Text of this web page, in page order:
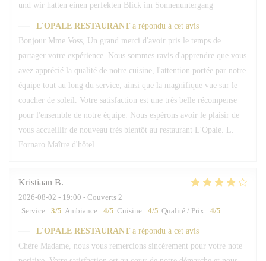
und wir hatten einen perfekten Blick im Sonnenuntergang
L'OPALE RESTAURANT a répondu à cet avis
Bonjour Mme Voss, Un grand merci d'avoir pris le temps de
partager votre expérience. Nous sommes ravis d'apprendre que vous
avez apprécié la qualité de notre cuisine, l'attention portée par notre
équipe tout au long du service, ainsi que la magnifique vue sur le
coucher de soleil. Votre satisfaction est une très belle récompense
pour l'ensemble de notre équipe. Nous espérons avoir le plaisir de
vous accueillir de nouveau très bientôt au restaurant L'Opale. L.
Fornaro Maître d'hôtel
Kristiaan B
2026-08-02 - 19:00 - Couverts 2
Service : 3/5 Ambiance : 4/5 Cuisine : 4/5 Qualité / Prix : 4/5
L'OPALE RESTAURANT a répondu à cet avis
Chère Madame, nous vous remercions sincèrement pour votre note